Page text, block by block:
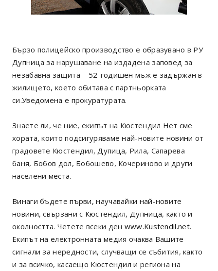
Бързо полицейско производство е образувано в РУ
Дупница за нарушаване на издадена заповед за
незабавна защита – 52-годишен мъж е задържан в
жилището, което обитава с партньорката
си.Уведомена е прокуратурата.
Знаете ли, че ние, екипът на Кюстендил Нет сме
хората, които подсигуряваме най-новите новини от
градовете Кюстендил, Дупица, Рила, Сапарева
баня, Бобов дол, Бобошево, Кочериново и други
населени места.
Винаги бъдете първи, научавайки най-новите
новини, свързани с Кюстендил, Дупница, както и
околността. Четете всеки ден www.Kustendil.net.
Екипът на електронната медия очаква Вашите
сигнали за нередности, случващи се събития, както
и за всичко, касаещо Кюстендил и региона на